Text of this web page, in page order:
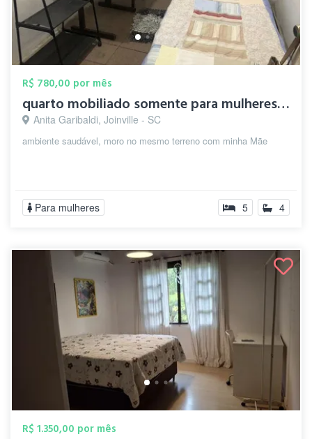
R$ 780,00 por mês
quarto mobiliado somente para mulheres, ...
Anita Garibaldi, Joinville - SC
ambiente saudável, moro no mesmo terreno com minha Mãe
Para mulheres 5 4
R$ 1.350,00 por mês